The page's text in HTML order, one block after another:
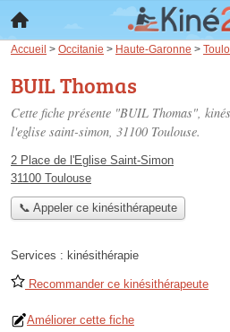
Accueil > Occitanie > Haute-Garonne >
BUIL Thomas
Cette fiche présente "BUIL Thomas",
l'eglise saint-simon, 31100 Toulouse.
2 Place de l'Eglise Saint-Simon
31100 Toulouse
📞 Appeler ce kinésithérapeute
Services : kinésithérapie
Recommander ce kinésithérapeute
Améliorer cette fiche